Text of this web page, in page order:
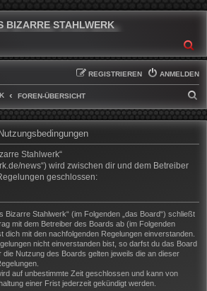
BIZARRE STAHLWERK
ANMELDEN
REGISTRIEREN
FOREN-ÜBERSICHT
U
H
Stahlwerk“
news“) wird zwischen dir und dem Betreiber
geschlossen:
Bizarre Stahlwerk“ (im Folgenden „das Board“) schließt
mit dem Betreiber des Boards ab (im Folgenden
dich mit den nachfolgenden Regelungen einverstanden.
nicht einverstanden bist, so darfst du das Board
Nutzung des Boards gelten jeweils die an dieser
auf unbestimmte Zeit geschlossen und kann von
einer Frist jederzeit gekündigt werden.